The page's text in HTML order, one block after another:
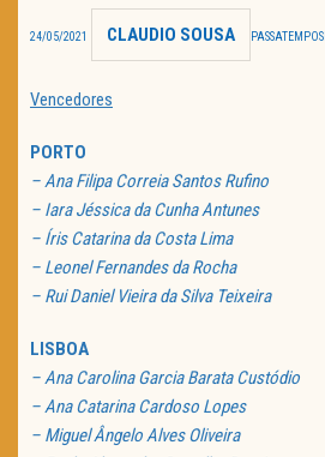
24/05/2021 CLAUDIO SOUSA PASSATEMPOS
Vencedores
PORTO
– Ana Filipa Correia Santos Rufino
– Iara Jéssica da Cunha Antunes
– Íris Catarina da Costa Lima
– Leonel Fernandes da Rocha
– Rui Daniel Vieira da Silva Teixeira
LISBOA
– Ana Carolina Garcia Barata Custódio
– Ana Catarina Cardoso Lopes
– Miguel Ângelo Alves Oliveira